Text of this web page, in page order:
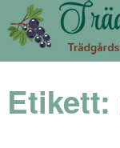
Etikett: